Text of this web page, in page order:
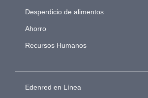
Desperdicio de alimentos
Ahorro
Recursos Humanos
Edenred en Línea